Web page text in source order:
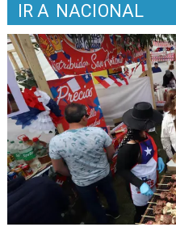
IR A NACIONAL